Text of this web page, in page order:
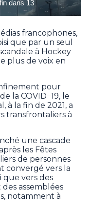
francophones,
que par un seul
à Hockey
plus de voix en
pour
la COVID−19, le
à la fin de 2021, a
transfrontaliers à
une cascade
les Fêtes
de personnes
convergé vers la
que vers des
assemblées
notamment à